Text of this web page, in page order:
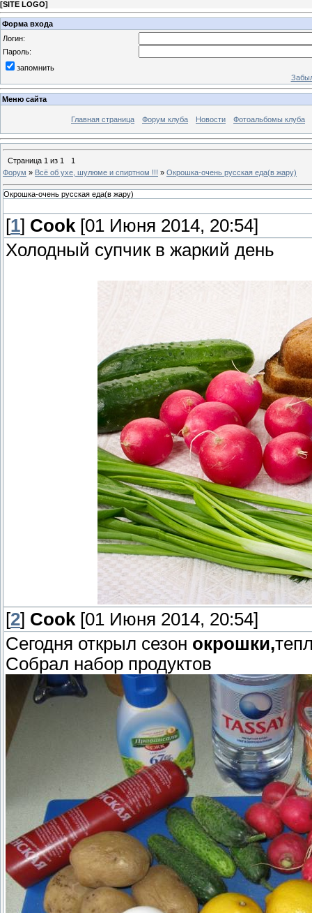
[SITE LOGO]
Форма входа
Логин:
Пароль:
запомнить
Меню сайта
Главная страница Форум клуба Новости Фотоальбомы клуба
Страница 1 из 1
1
Форум » Всё об ухе, шулюме и спиртном !!! » Окрошка-очень русская еда(в жару)
Окрошка-очень русская еда(в жару)
[1] Cook [01 Июня 2014, 20:54]
Холодный супчик в жаркий день
[2] Cook [01 Июня 2014, 20:54]
Сегодня открыл сезон окрошки,
Собрал набор продуктов